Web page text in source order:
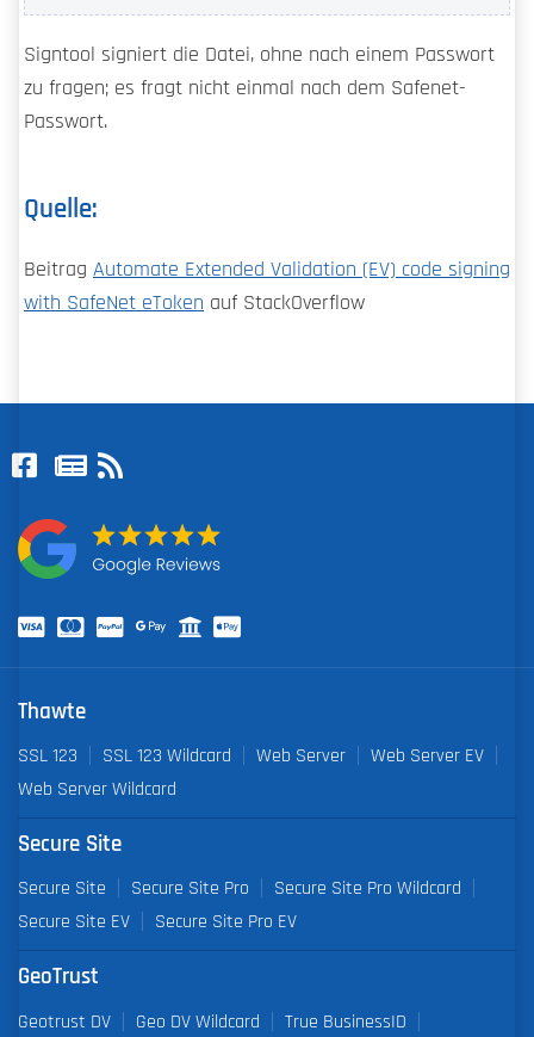
Signtool signiert die Datei, ohne nach einem Passwort
zu fragen; es fragt nicht einmal nach dem Safenet-
Passwort.
Quelle:
Beitrag Automate Extended Validation (EV) code signing
with SafeNet eToken auf StackOverflow
Thawte
SSL 123 SSL 123 Wildcard Web Server
Web Server EV
Web Server Wildcard
Secure Site
Secure Site Secure Site Pro
Secure Site Pro Wildcard
Secure Site EV
Secure Site Pro EV
GeoTrust
Geotrust DV Geo DV Wildcard
True BusinessID